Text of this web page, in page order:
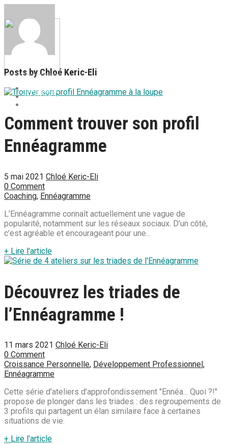
ACCUEIL
BLOGUE
Posts byChloé Keric-Eli
Comment trouver son profil
Ennéagramme
5 mai 2021 Chloé Keric-Eli
0 Comment
Coaching, Ennéagramme
L’Ennéagramme connaît actuellement une vague de
popularité, notamment sur les réseaux sociaux. D’un côté,
c’est agréable et encourageant pour une...
+ Lire l'article
Découvrez les triades de
l’Ennéagramme !
11 mars 2021 Chloé Keric-Eli
0 Comment
Croissance Personnelle, Développement Professionnel,
Ennéagramme
Cette série d'ateliers d'approfondissement "Ennéa... Quoi ?!"
propose de plonger dans les triades : des regroupements de
3 profils qui partagent un élan similaire face à certaines
situations de vie.
+ Lire l'article